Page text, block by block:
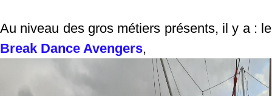
Au niveau des gros métiers présents, il y a : le
Break Dance Avengers,